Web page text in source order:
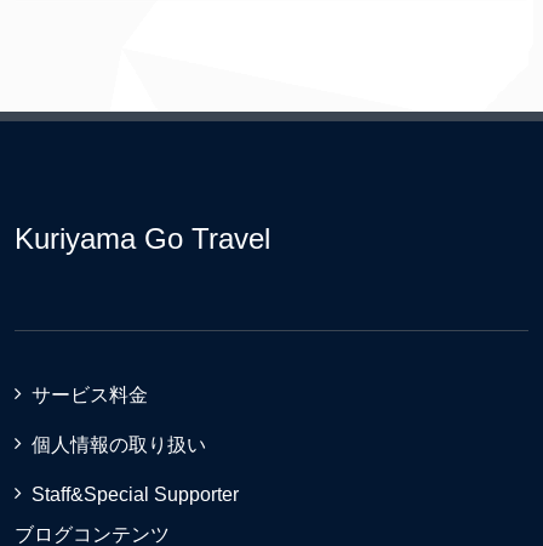
Kuriyama Go Travel
サービス料金
個人情報の取り扱い
Staff&Special Supporter
ブログコンテンツ